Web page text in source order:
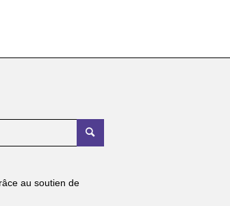
au soutien de